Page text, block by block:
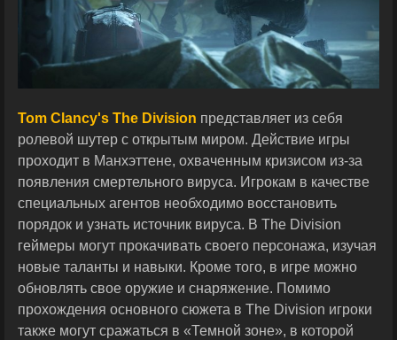
Tom Clancy's The Division представляет из себя
ролевой шутер с открытым миром. Действие игры
проходит в Манхэттене, охваченным кризисом из-за
появления смертельного вируса. Игрокам в качестве
специальных агентов необходимо восстановить
порядок и узнать источник вируса. В The Division
геймеры могут прокачивать своего персонажа, изучая
новые таланты и навыки. Кроме того, в игре можно
обновлять свое оружие и снаряжение. Помимо
прохождения основного сюжета в The Division игроки
также могут сражаться в «Темной зоне», в которой